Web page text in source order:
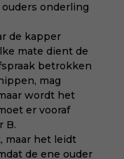
onderling
de kapper
mate dient de
betrokken
mag
wordt het
er vooraf
B.
maar het leidt
de ene ouder